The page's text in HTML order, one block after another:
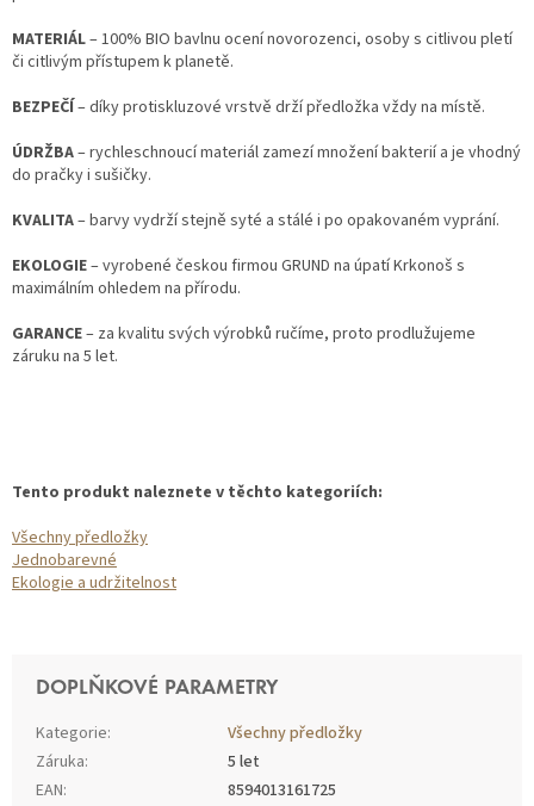
MATERIÁL– 100% BIO bavlnu ocení novorozenci, osoby s citlivou pletí
či citlivým přístupem k planetě.
BEZPEČÍ– díky protiskluzové vrstvě drží předložka vždy na místě.
ÚDRŽBA– rychleschnoucí materiál zamezí množení bakterií a je vhodný
do pračky i sušičky.
KVALITA– barvy vydrží stejně syté a stálé i po opakovaném vyprání.
EKOLOGIE– vyrobené českou firmou GRUND na úpatí Krkonoš s
maximálním ohledem na přírodu.
GARANCE– za kvalitu svých výrobků ručíme, proto prodlužujeme
záruku na 5 let.
Tento produkt naleznete v těchto kategoriích:
Všechny předložky
Jednobarevné
Ekologie a udržitelnost
DOPLŇKOVÉ PARAMETRY
Kategorie:
Všechny předložky
Záruka:
5 let
EAN:
8594013161725